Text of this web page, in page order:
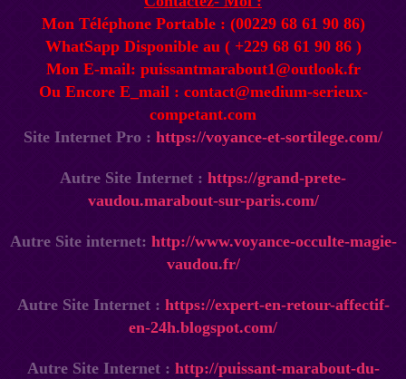
Mon Téléphone Portable : (00229 68 61 90 86)
WhatSapp Disponible au ( +229 68 61 90 86 )
Mon E-mail: puissantmarabout1@outlook.fr
Ou Encore E_mail : contact@medium-serieux-
competant.com
Site Internet Pro : https://voyance-et-sortilege.com/
Autre Site Internet : https://grand-prete-
vaudou.marabout-sur-paris.com/
Autre Site internet: http://www.voyance-occulte-magie-
vaudou.fr/
Autre Site Internet : https://expert-en-retour-affectif-
en-24h.blogspot.com/
Autre Site Internet : http://puissant-marabout-du-